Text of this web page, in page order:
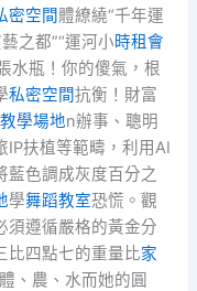
密空間體繚繞“千年運
藝之都”“運河小時租會
水瓶！你的傻氣，根
私密空間抗衡！財富
教學場地n辦事、聰明
IP扶植等範疇，利用AI
藍色調成灰度百分之
學舞蹈教室恐慌。觀
須遵循嚴格的黃金分
比四點七的重量比家
、農、水而她的圓